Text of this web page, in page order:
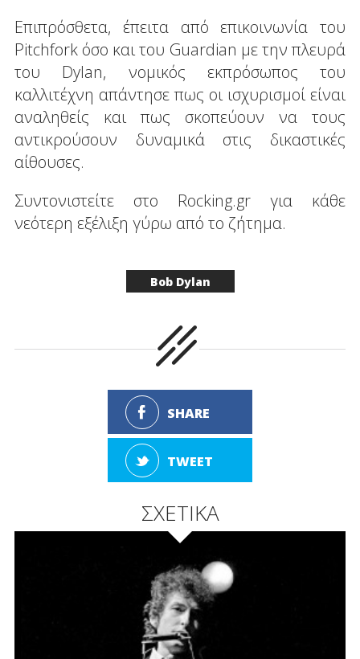
Επιπρόσθετα, έπειτα από επικοινωνία του
Pitchfork όσο και του Guardian με την πλευρά
του Dylan, νομικός εκπρόσωπος του
καλλιτέχνη απάντησε πως οι ισχυρισμοί είναι
αναληθείς και πως σκοπεύουν να τους
αντικρούσουν δυναμικά στις δικαστικές
αίθουσες.
Συντονιστείτε στο Rocking.gr για κάθε
νεότερη εξέλιξη γύρω από το ζήτημα.
Bob Dylan
SHARE
TWEET
ΣΧΕΤΙΚΑ